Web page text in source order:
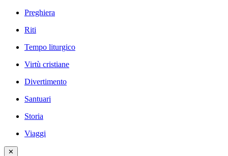
Preghiera
Riti
Tempo liturgico
Virtù cristiane
Divertimento
Santuari
Storia
Viaggi
✕